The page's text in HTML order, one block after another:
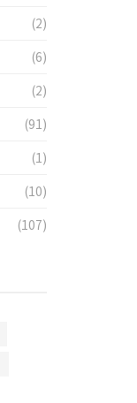
(2)
(6)
(2)
(91)
(1)
(10)
(107)